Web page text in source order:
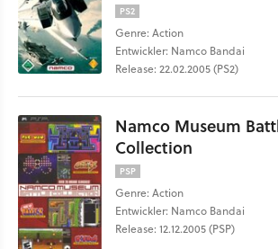
PS2
Genre: Action
Entwickler: Namco Bandai
Release: 22.02.2005 (PS2)
Namco Museum
Collection
PSP
Genre: Action
Entwickler: Namco Bandai
Release: 12.12.2005 (PSP)